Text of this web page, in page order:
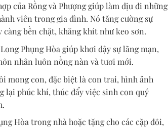
của Rồng và Phượng giúp làm dịu đi những
viên trong gia đình. Nó tăng cường sự
bền chặt, khăng khít như keo sơn.
Phụng Hòa giúp khơi dậy sự lãng mạn,
nhân luôn nồng nàn và tươi mới.
mong con, đặc biệt là con trai, hình ảnh
lại phúc khí, thúc đẩy việc sinh con quý
Hòa trong nhà hoặc tặng cho các cặp đôi,